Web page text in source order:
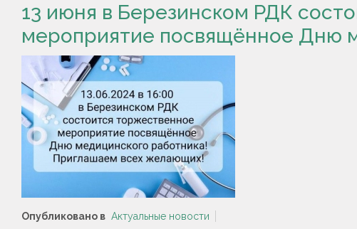
13 июня в Березинском РДК
мероприятие посвящённое Дню
Опубликовано в Актуальные новости